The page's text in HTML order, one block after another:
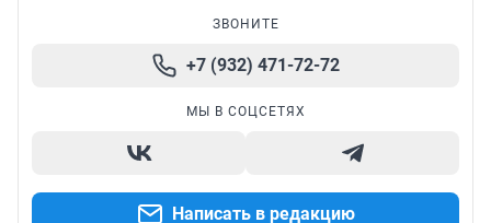
ЗВОНИТЕ
+7 (932) 471-72-72
МЫ В СОЦСЕТЯХ
Написать в редакцию